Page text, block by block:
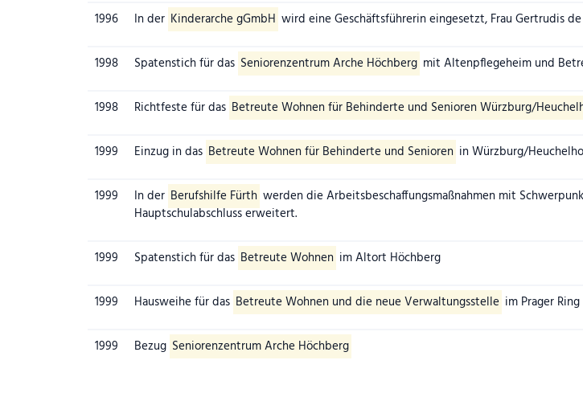
1996 In der Kinderarche gGmbH wird eine Geschäftsführerin eingesetzt, Frau Gertrudis
1998 Spatenstich für das Seniorenzentrum Arche Höchberg mit Altenpflegeheim und
1998 Richtfeste für das Betreute Wohnen für Behinderte und Senioren Würzburg/
1999 Einzug in das Betreute Wohnen für Behinderte und Senioren in Würzburg/
1999 In der Berufshilfe Fürth werden die Arbeitsbeschaffungsmaßnahmen mit
Hauptschulabschluss erweitert.
1999 Spatenstich für das Betreute Wohnen im Altort Höchberg
1999 Hausweihe für das Betreute Wohnen und die neue Verwaltungsstelle im Prager
1999 Bezug Seniorenzentrum Arche Höchberg